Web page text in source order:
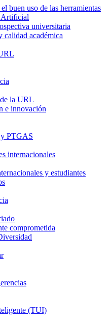
buen uso de las herramientas
Artificial
universitaria
calidad académica
la URL
e innovación
PTGAS
internacionales
y estudiantes
comprometida
(TUI)